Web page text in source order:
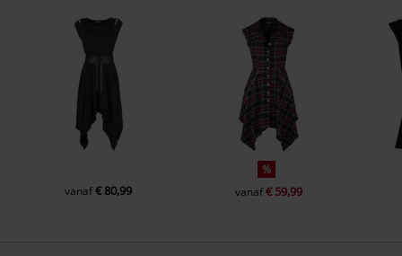
vanaf€ 80,99
%
vanaf€ 59,99